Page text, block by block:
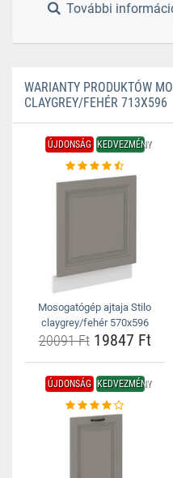
További
WARIANTY PRODUKTÓW
CLAYGREY/FEHÉR 713X596
ÚJDONSÁG KEDVEZMÉNY
Mosogatógép ajtaja Stilo
claygrey/fehér 570x596
20091 Ft19847 Ft
ÚJDONSÁG KEDVEZMÉNY